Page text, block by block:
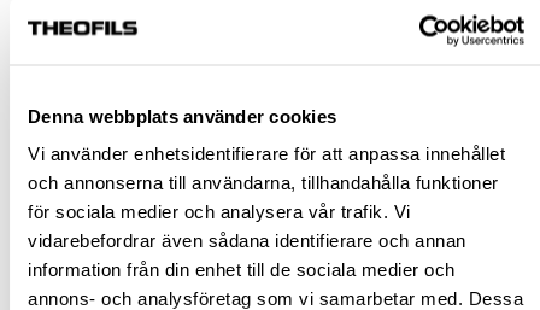
Denna webbplats använder cookies
Vi använder enhetsidentifierare för att anpassa innehållet
och annonserna till användarna, tillhandahålla funktioner
för sociala medier och analysera vår trafik. Vi
vidarebefordrar även sådana identifierare och annan
information från din enhet till de sociala medier och
annons- och analysföretag som vi samarbetar med. Dessa
KÖP
Jönköping huvudlager Finns i lager online
Malmö butik Finns i lager
Stockholm butik Finns i lager